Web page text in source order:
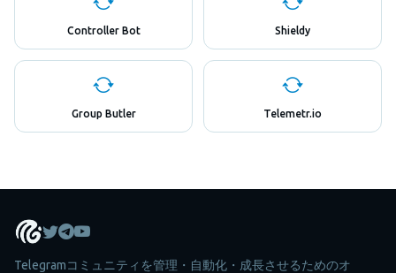
Controller Bot Shieldy
Group Butler Telemetr.io
Telegramコミュニティを管理・自動化・成長させるためのオ